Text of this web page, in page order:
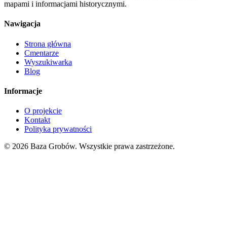
mapami i informacjami historycznymi.
Nawigacja
Strona główna
Cmentarze
Wyszukiwarka
Blog
Informacje
O projekcie
Kontakt
Polityka prywatności
© 2026 Baza Grobów. Wszystkie prawa zastrzeżone.